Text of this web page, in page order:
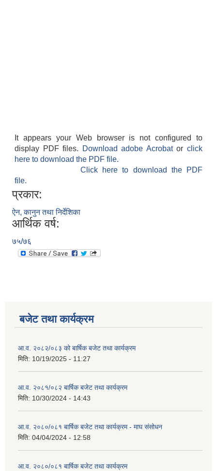
It appears your Web browser is not configured to
display PDF files.
Download adobe Acrobatorclick
here to download the PDF file.
Click here to download the PDF
file.
प्रकार:
ऐन, कानुन तथा निर्देशिका
आर्थिक वर्ष:
७५/७६
बजेट तथा कार्यक्रम
आ.व. २०८२/०८३ को बार्षिक बजेट तथा कार्यक्रम
मिति: 10/19/2025 - 11:27
आ.व. २०८१/०८२ बार्षिक बजेट तथा कार्यक्रम
मिति: 10/30/2024 - 14:43
आ.व. २०८०/०८१ बार्षिक बजेट तथा कार्यक्रम - माघ संसोधन
मिति: 04/04/2024 - 12:58
आ.व. २०८०/०८१ बार्षिक बजेट तथा कार्यक्रम